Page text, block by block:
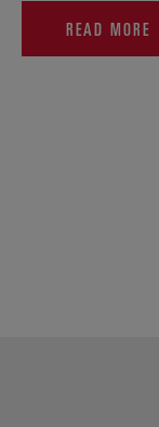
READ MORE